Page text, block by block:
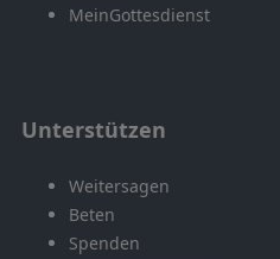
MeinGottesdienst
Unterstützen
Weitersagen
Beten
Spenden